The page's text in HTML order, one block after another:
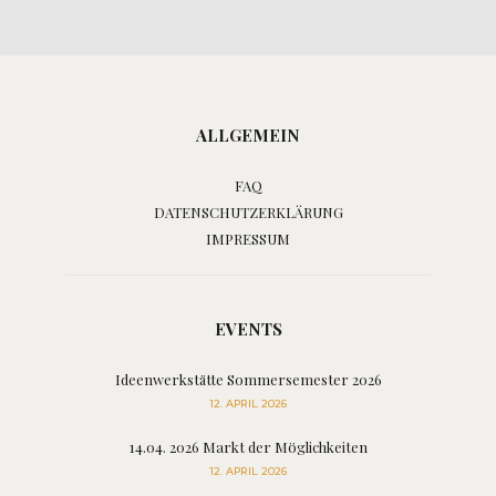
ALLGEMEIN
FAQ
DATENSCHUTZERKLÄRUNG
IMPRESSUM
EVENTS
Ideenwerkstätte Sommersemester 2026
12. APRIL 2026
14.04. 2026 Markt der Möglichkeiten
12. APRIL 2026